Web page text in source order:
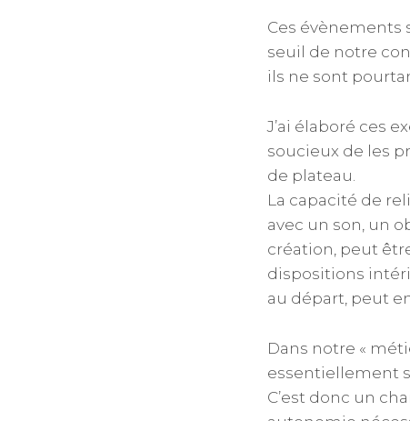
Ces évènements
seuil de notre
ils ne sont
J’ai élaboré ces
soucieux de les
de plateau.
La capacité de
avec un son, un
création, peut
dispositions
au départ, peut
Dans notre «
essentiellement
C’est donc un